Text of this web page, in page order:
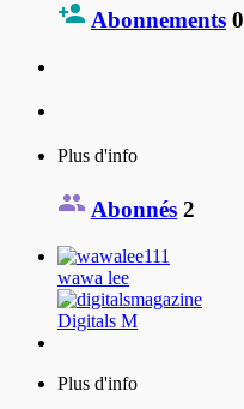
Abonnements 0
Plus d'info
Abonnés 2
wawa lee
Digitals M
Plus d'info